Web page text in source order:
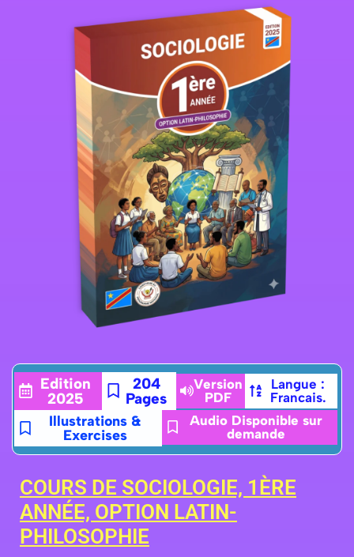
Edition
2025
204
Pages
Version
PDF
Langue :
Francais.
Illustrations &
Exercises
Audio Disponible sur
demande
COURS DE SOCIOLOGIE, 1ÈRE
ANNÉE, OPTION LATIN-
PHILOSOPHIE